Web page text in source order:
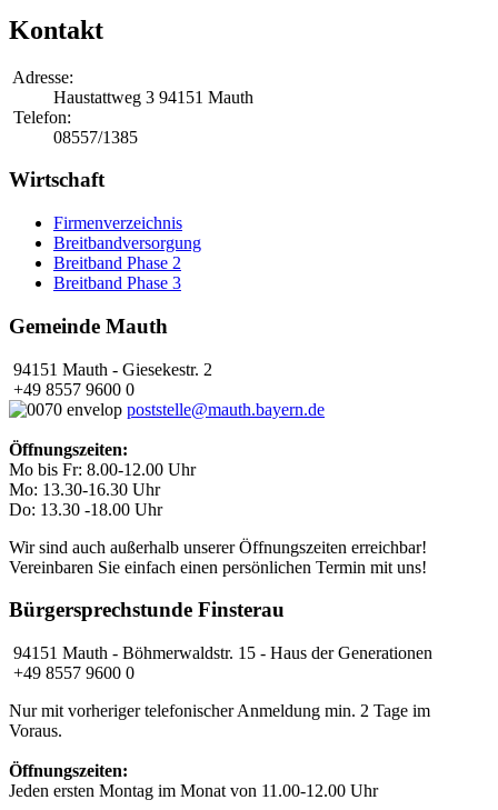
Kontakt
Adresse:
Haustattweg 3 94151 Mauth
Telefon:
08557/1385
Wirtschaft
Firmenverzeichnis
Breitbandversorgung
Breitband Phase 2
Breitband Phase 3
Gemeinde Mauth
94151 Mauth - Giesekestr. 2
+49 8557 9600 0
poststelle@mauth.bayern.de
Öffnungszeiten:
Mo bis Fr: 8.00-12.00 Uhr
Mo: 13.30-16.30 Uhr
Do: 13.30 -18.00 Uhr
Wir sind auch außerhalb unserer Öffnungszeiten erreichbar!
Vereinbaren Sie einfach einen persönlichen Termin mit uns!
Bürgersprechstunde Finsterau
94151 Mauth - Böhmerwaldstr. 15 - Haus der Generationen
+49 8557 9600 0
Nur mit vorheriger telefonischer Anmeldung min. 2 Tage im
Voraus.
Öffnungszeiten:
Jeden ersten Montag im Monat von 11.00-12.00 Uhr